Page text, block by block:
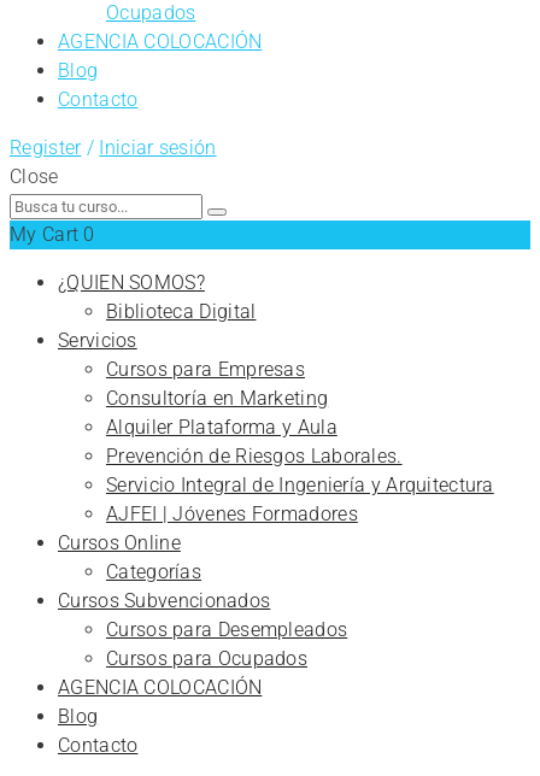
Ocupados
AGENCIA COLOCACIÓN
Blog
Contacto
Register/ Iniciar sesión
Close
Search
for:
My Cart 0
¿QUIEN SOMOS?
Biblioteca Digital
Servicios
Cursos para Empresas
Consultoría en Marketing
Alquiler Plataforma y Aula
Prevención de Riesgos Laborales.
Servicio Integral de Ingeniería y Arquitectura
AJFEI | Jóvenes Formadores
Cursos Online
Categorías
Cursos Subvencionados
Cursos para Desempleados
Cursos para Ocupados
AGENCIA COLOCACIÓN
Blog
Contacto